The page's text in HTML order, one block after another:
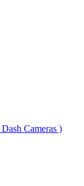
Cameras )